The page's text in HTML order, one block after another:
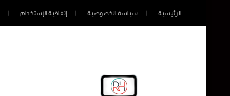
الرئيسية سياسة الخصوصية إتفاقية الإستخدام